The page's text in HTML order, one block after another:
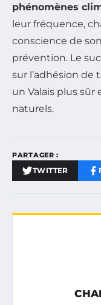
phénomènes
leur fréquence,
conscience de
prévention. Le
sur l’adhésion de
un Valais plus sûr
naturels.
PARTAGER :
TWITTER